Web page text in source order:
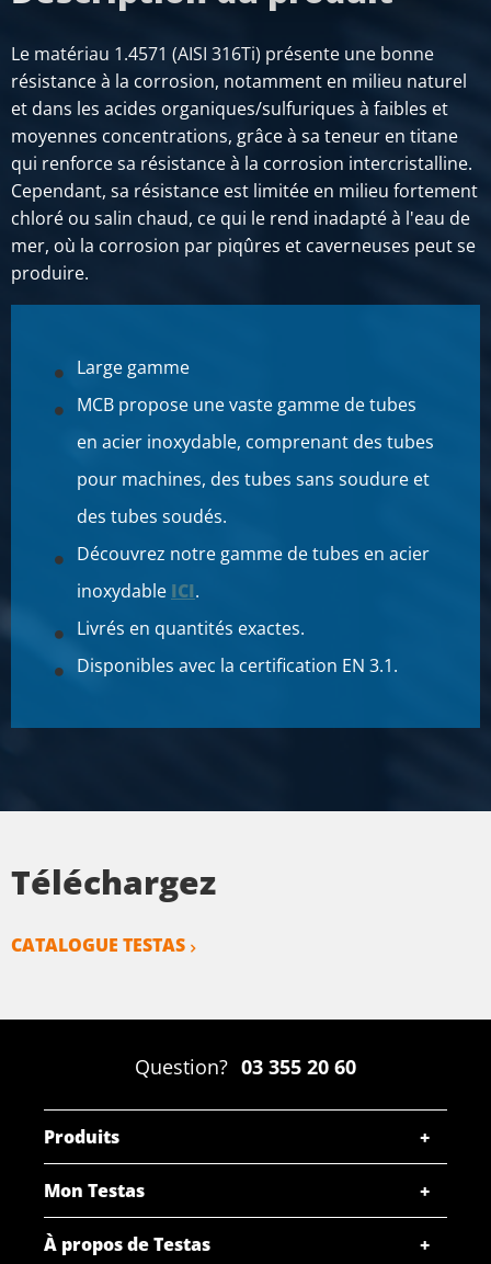
Le matériau 1.4571 (AISI 316Ti) présente une bonne
résistance à la corrosion, notamment en milieu naturel
et dans les acides organiques/sulfuriques à faibles et
moyennes concentrations, grâce à sa teneur en titane
qui renforce sa résistance à la corrosion intercristalline.
Cependant, sa résistance est limitée en milieu fortement
chloré ou salin chaud, ce qui le rend inadapté à l'eau de
mer, où la corrosion par piqûres et caverneuses peut se
produire.
Large gamme
MCB propose une vaste gamme de tubes
en acier inoxydable, comprenant des tubes
pour machines, des tubes sans soudure et
des tubes soudés.
Découvrez notre gamme de tubes en acier
inoxydable ICI.
Livrés en quantités exactes.
Disponibles avec la certification EN 3.1.
Téléchargez
CATALOGUE TESTAS
Question? 03 355 20 60
Produits
Mon Testas
À propos de Testas